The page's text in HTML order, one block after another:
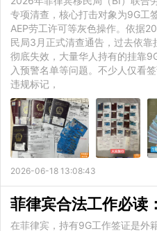
专项清查，核心打击对象为9G工
AEP劳工许可等灰色操作。依据
民局3月正式清查通告，过去依
彻底失效，大量华人持有的挂靠
入预警名单等问题。不少人仅看
违规标记，
2026-06-18 13:08:43
在菲律宾，持有9G工作签证是外